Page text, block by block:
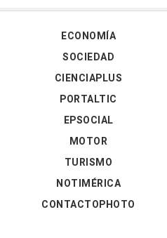
ECONOMÍA
SOCIEDAD
CIENCIAPLUS
PORTALTIC
EPSOCIAL
MOTOR
TURISMO
NOTIMÉRICA
CONTACTOPHOTO